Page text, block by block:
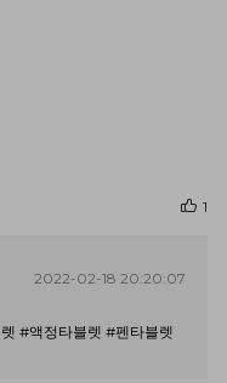
1
2022-02-18 20:20:07
#액정타블렛 #펜타블렛